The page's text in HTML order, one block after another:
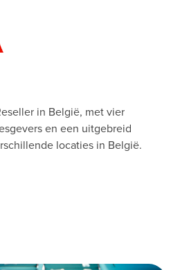
in België, met vier
en een uitgebreid
locaties in België.